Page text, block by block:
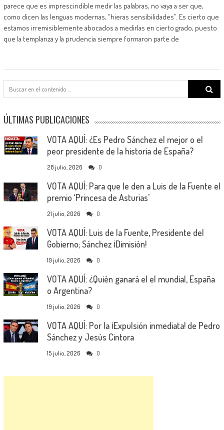
parece que es imprescindible medir las palabras, no vaya a ser que,
como dicen las lenguas modernas, “hieras sensibilidades”. Es cierto que
estamos irremisiblemente abocados a medirlas en cierto grado, puesto
que la templanza y la prudencia siempre formaron parte de
Search
ÚLTIMAS PUBLICACIONES
VOTA AQUÍ: ¿Es Pedro Sánchez el mejor o el
peor presidente de la historia de España?
28 julio, 2026 0
VOTA AQUÍ: Para que le den a Luis de la Fuente el
premio ‘Princesa de Asturias’
21 julio, 2026 0
VOTA AQUÍ: Luis de la Fuente, Presidente del
Gobierno; Sánchez ¡Dimisión!
19 julio, 2026 0
VOTA AQUÍ: ¿Quién ganará el el mundial, España
o Argentina?
19 julio, 2026 0
VOTA AQUÍ: Por la ¡Expulsión inmediata! de Pedro
Sánchez y Jesús Cintora
15 julio, 2026 0